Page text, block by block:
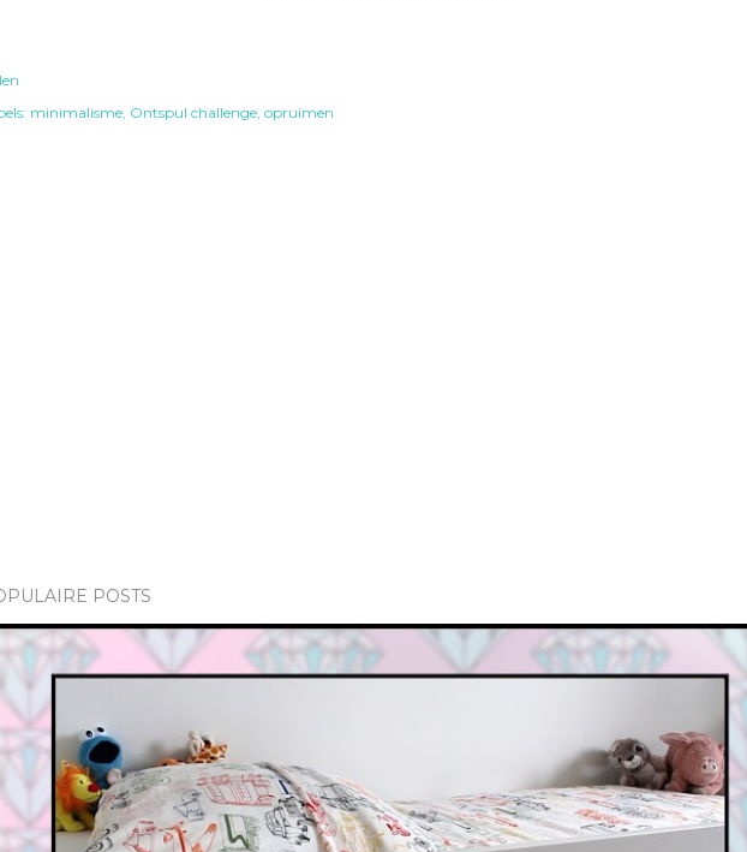
minimalisme Ontspul challenge opruimen
POSTS